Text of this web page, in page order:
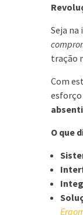
Seja
tração
Com
esforço
O que